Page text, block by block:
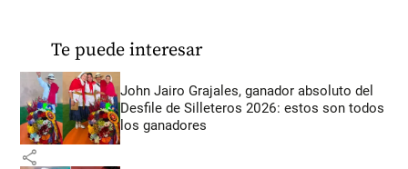
Te puede interesar
John Jairo Grajales, ganador absoluto del
Desfile de Silleteros 2026: estos son todos
los ganadores
share